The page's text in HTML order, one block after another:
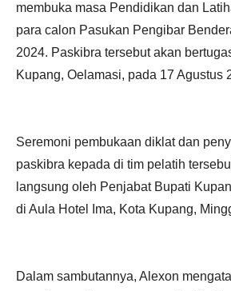
membuka masa Pendidikan dan
para calon Pasukan Pengibar
2024. Paskibra tersebut akan
Kupang, Oelamasi, pada 17 Agustus
Seremoni pembukaan diklat dan
paskibra kepada di tim pelatih
langsung oleh Penjabat Bupati
di Aula Hotel Ima, Kota Kupang,
Dalam sambutannya, Alexon